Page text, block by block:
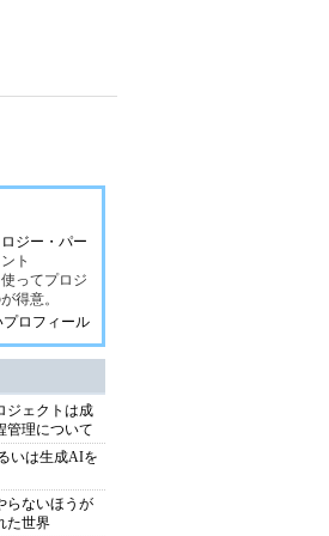
ジー・パー
ト
ってプロジ
得意。
プロフィール
ジェクトは成
管理について
いは生成AIを
らないほうが
た世界